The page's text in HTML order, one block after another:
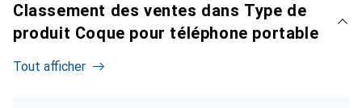
Classement des ventes dans Type de
produit Coque pour téléphone portable
Tout afficher